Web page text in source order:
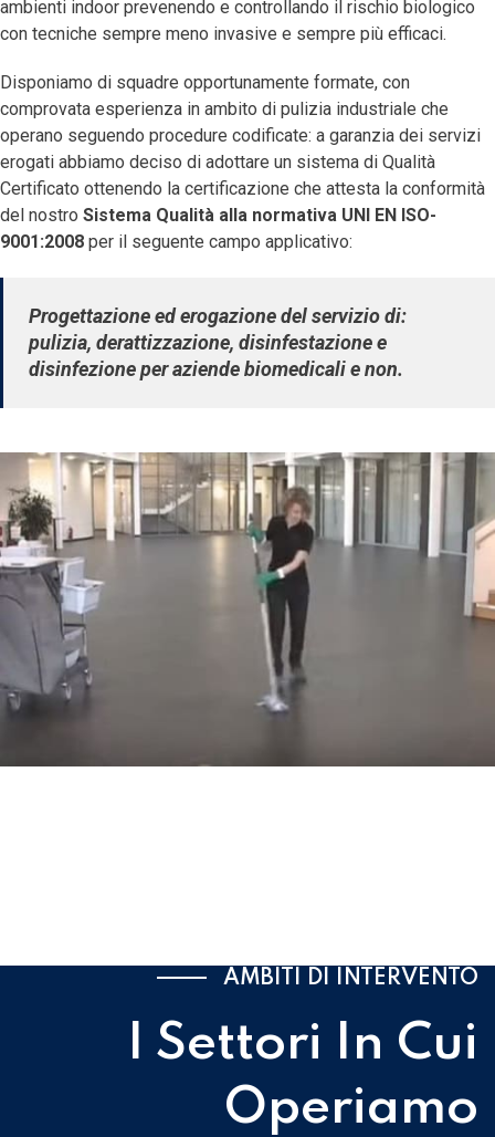
ambienti indoor prevenendo e controllando il rischio biologico
con tecniche sempre meno invasive e sempre più efficaci.
Disponiamo di squadre opportunamente formate, con
comprovata esperienza in ambito di pulizia industriale che
operano seguendo procedure codificate: a garanzia dei servizi
erogati abbiamo deciso di adottare un sistema di Qualità
Certificato ottenendo la certificazione che attesta la conformità
del nostro Sistema Qualità alla normativa UNI EN ISO-
9001:2008 per il seguente campo applicativo:
Progettazione ed erogazione del servizio di:
pulizia, derattizzazione, disinfestazione e
disinfezione per aziende biomedicali e non.
AMBITI DI INTERVENTO
I Settori In Cui
Operiamo